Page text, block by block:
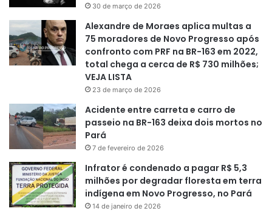
30 de março de 2026
Alexandre de Moraes aplica multas a
75 moradores de Novo Progresso após
confronto com PRF na BR-163 em 2022,
total chega a cerca de R$ 730 milhões;
VEJA LISTA
23 de março de 2026
Acidente entre carreta e carro de
passeio na BR-163 deixa dois mortos no
Pará
7 de fevereiro de 2026
Infrator é condenado a pagar R$ 5,3
milhões por degradar floresta em terra
indígena em Novo Progresso, no Pará
14 de janeiro de 2026